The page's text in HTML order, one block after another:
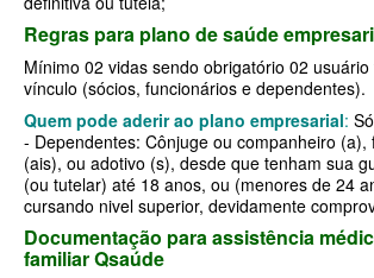
SAMED PLANO DE SAÚDE EMPRESARIAL
SANTA CASA DE MAUÁ PLANO DE SAÚDE
SANTARIS PLANO DE SAÚDE EMPRESARIAL
SANTA HELENA PLANO DE SAÚDE EMPRESARIAL
SÃO CRISTOVÃO PLANO DE SAÚDE
SÃO MIGUEL PLANO DE SAÚDE EMPRESARIAL
PLANO DE SAÚDE INDIVIDUAL
BIO SAÚDE PLANO DE SAÚDE INDIVIDUAL
BIOVIDA PLANO DE SAÚDE INDIVIDUAL
BLUE MED PLANO DE SAÚDE INDIVIDUAL
Regras para plano de saúde
Mínimo 02 vidas sendo obrigatório 02 usuário
vínculo (sócios, funcionários e dependentes).
Quem pode aderir ao plano empresarial:
- Dependentes: Cônjuge ou companheiro (a),
(ais), ou adotivo (s), desde que tenham sua
(ou tutelar) até 18 anos, ou (menores de 24
cursando nivel superior, devidamente
Documentação para assistência
familiar Qsaúde